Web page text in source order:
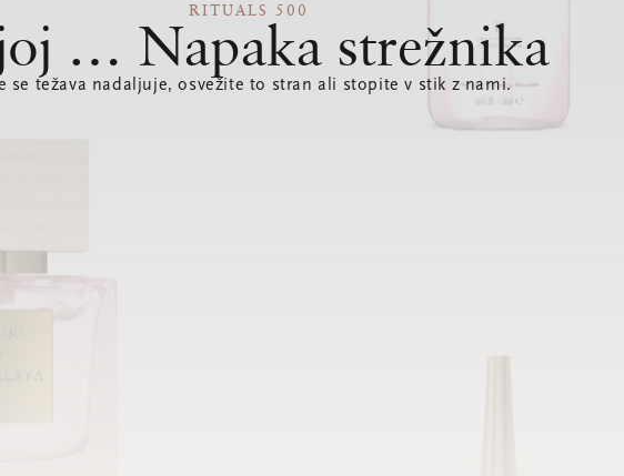
RITUALS 500
… Napaka strežnika
se težava nadaljuje, osvežite to stran ali stopite v stik z nami.